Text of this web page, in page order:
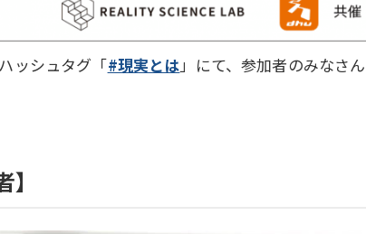
ッシュタグ「#現実とは」にて、参加者のみなさ
】